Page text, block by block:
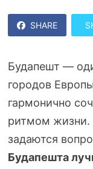
SHARE
Будапешт —
городов
гармонично
ритмом жизни.
задаются
Будапешта